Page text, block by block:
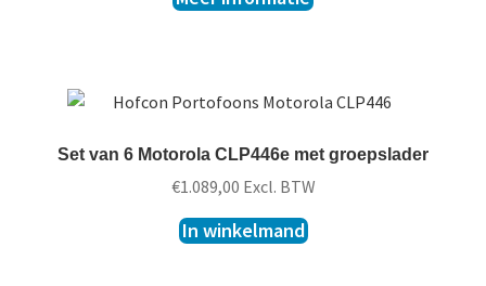
Set van 6 Motorola CLP446e met groepslader
€1.089,00 Excl. BTW
In winkelmand